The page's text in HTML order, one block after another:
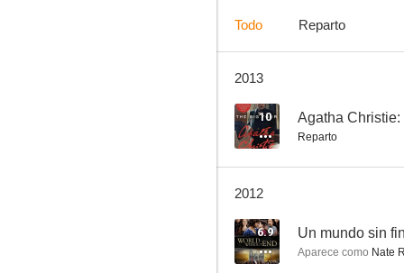
5.9
Todo Reparto
2013
10 Agatha
Reparto
2012
6.9 Un mundo sin
Aparece como Nate